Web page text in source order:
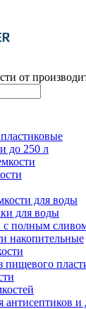
от
до 250 л
для воды
для воды
с полным
накопительные
антисептиков